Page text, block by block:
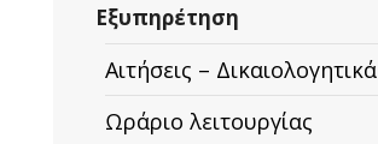
Εξυπηρέτηση
Αιτήσεις – Δικαιολογητικά
Ωράριο λειτουργίας